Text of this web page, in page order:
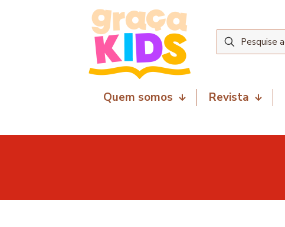
Quem somos Revista